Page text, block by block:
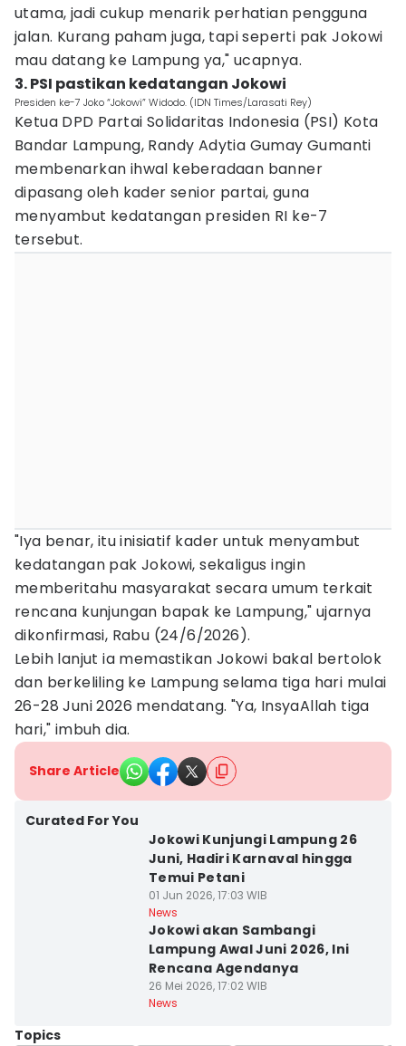
utama, jadi cukup menarik perhatian pengguna
jalan. Kurang paham juga, tapi seperti pak Jokowi
mau datang ke Lampung ya," ucapnya.
3. PSI pastikan kedatangan Jokowi
Presiden ke-7 Joko “Jokowi” Widodo. (IDN Times/Larasati Rey)
Ketua DPD Partai Solidaritas Indonesia (PSI) Kota
Bandar Lampung, Randy Adytia Gumay Gumanti
membenarkan ihwal keberadaan banner
dipasang oleh kader senior partai, guna
menyambut kedatangan presiden RI ke-7
tersebut.
"Iya benar, itu inisiatif kader untuk menyambut
kedatangan pak Jokowi, sekaligus ingin
memberitahu masyarakat secara umum terkait
rencana kunjungan bapak ke Lampung," ujarnya
dikonfirmasi, Rabu (24/6/2026).
Lebih lanjut ia memastikan Jokowi bakal bertolok
dan berkeliling ke Lampung selama tiga hari mulai
26-28 Juni 2026 mendatang. "Ya, InsyaAllah tiga
hari," imbuh dia.
Share Article
Curated For You
Jokowi Kunjungi Lampung 26
Juni, Hadiri Karnaval hingga
Temui Petani
01 Jun 2026, 17:03 WIB
News
Jokowi akan Sambangi
Lampung Awal Juni 2026, Ini
Rencana Agendanya
26 Mei 2026, 17:02 WIB
News
Topics